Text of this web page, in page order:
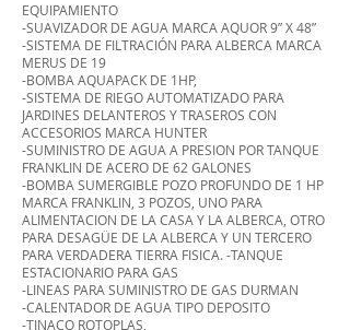
EQUIPAMIENTO
-SUAVIZADOR DE AGUA MARCA AQUOR 9” X 48”
-SISTEMA DE FILTRACIÓN PARA ALBERCA MARCA
MERUS DE 19
-BOMBA AQUAPACK DE 1HP,
-SISTEMA DE RIEGO AUTOMATIZADO PARA
JARDINES DELANTEROS Y TRASEROS CON
ACCESORIOS MARCA HUNTER
-SUMINISTRO DE AGUA A PRESION POR TANQUE
FRANKLIN DE ACERO DE 62 GALONES
-BOMBA SUMERGIBLE POZO PROFUNDO DE 1 HP
MARCA FRANKLIN, 3 POZOS, UNO PARA
ALIMENTACION DE LA CASA Y LA ALBERCA, OTRO
PARA DESAGÜE DE LA ALBERCA Y UN TERCERO
PARA VERDADERA TIERRA FISICA. -TANQUE
ESTACIONARIO PARA GAS
-LINEAS PARA SUMINISTRO DE GAS DURMAN
-CALENTADOR DE AGUA TIPO DEPOSITO
-TINACO ROTOPLAS,